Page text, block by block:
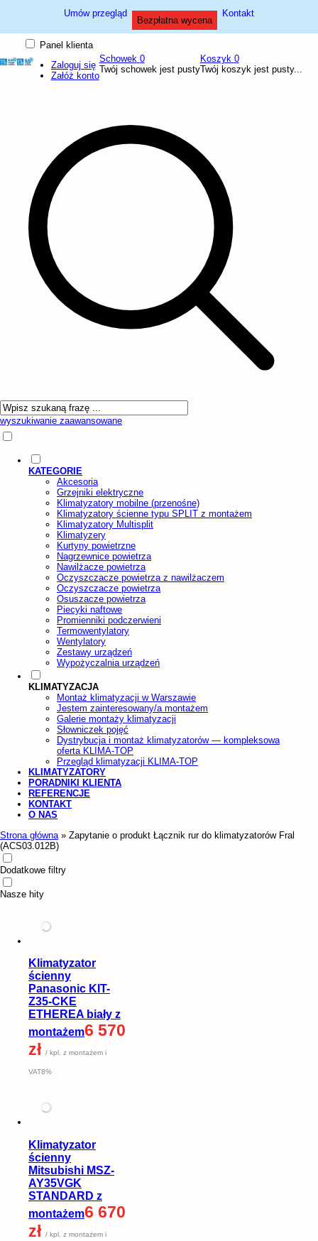
Umów przegląd
Bezpłatna wycena
Kontakt
Panel klienta
Zaloguj się
Załóż konto
Schowek 0
Twój schowek jest pusty
Koszyk 0
Twój koszyk jest pusty...
wyszukiwanie zaawansowane
KATEGORIE
Akcesoria
Grzejniki elektryczne
Klimatyzatory mobilne (przenośne)
Klimatyzatory ścienne typu SPLIT z montażem
Klimatyzatory Multisplit
Klimatyzery
Kurtyny powietrzne
Nagrzewnice powietrza
Nawilżacze powietrza
Oczyszczacze powietrza z nawilżaczem
Oczyszczacze powietrza
Osuszacze powietrza
Piecyki naftowe
Promienniki podczerwieni
Termowentylatory
Wentylatory
Zestawy urządzeń
Wypożyczalnia urządzeń
KLIMATYZACJA
Montaż klimatyzacji w Warszawie
Jestem zainteresowany/a montażem
Galerie montaży klimatyzacji
Słowniczek pojęć
Dystrybucja i montaż klimatyzatorów — kompleksowa
oferta KLIMA-TOP
Przegląd klimatyzacji KLIMA-TOP
KLIMATYZATORY
PORADNIKI KLIENTA
REFERENCJE
KONTAKT
O NAS
Strona główna » Zapytanie o produkt Łącznik rur do klimatyzatorów Fral
(ACS03.012B)
Dodatkowe filtry
Nasze hity
Klimatyzator
ścienny
Panasonic KIT-
Z35-CKE
ETHEREA biały z
montażem6 570
zł / kpl. z montażem i
VAT8%
Klimatyzator
ścienny
Mitsubishi MSZ-
AY35VGK
STANDARD z
montażem6 670
zł / kpl. z montażem i